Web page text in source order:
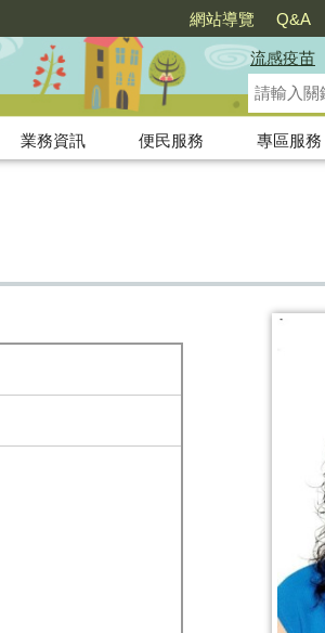
網站導覽 Q&A
流感疫苗
業務資訊 便民服務
專區服務